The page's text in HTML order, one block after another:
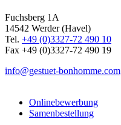
Fuchsberg 1A
14542 Werder (Havel)
Tel. +49 (0)3327-72 490 10
Fax +49 (0)3327-72 490 19
info@gestuet-bonhomme.com
Onlinebewerbung
Samenbestellung